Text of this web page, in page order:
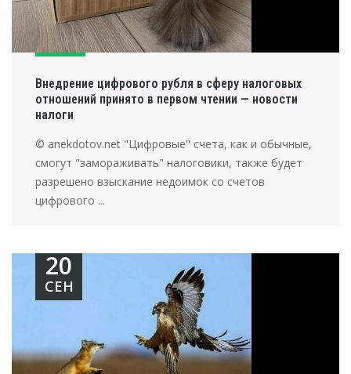
Внедрение цифрового рубля в сферу налоговых
отношений принято в первом чтении — новости
налоги
© anekdotov.net "Цифровые" счета, как и обычные,
смогут "замораживать" налоговики, также будет
разрешено взыскание недоимок со счетов
цифрового ...
20
СЕН